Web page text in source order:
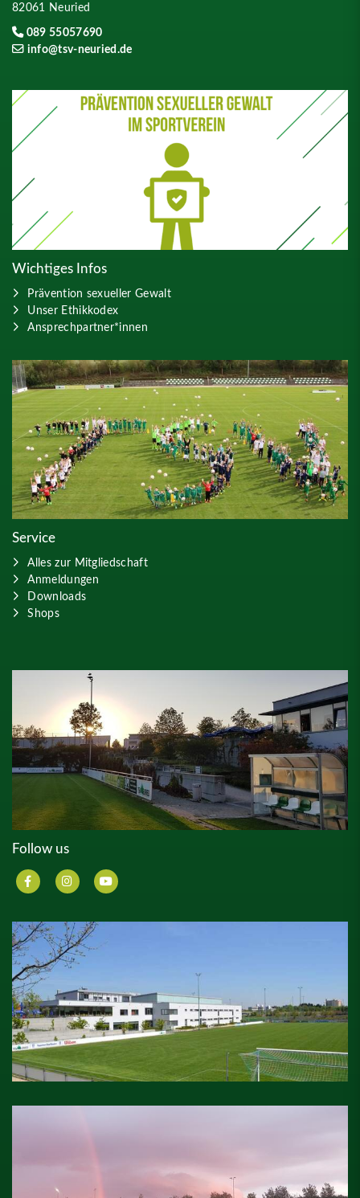
82061 Neuried
089 55057690
info@tsv-neuried.de
Wichtiges Infos
Prävention sexueller Gewalt
Unser Ethikkodex
Ansprechpartner*innen
Service
Alles zur Mitgliedschaft
Anmeldungen
Downloads
Shops
Follow us